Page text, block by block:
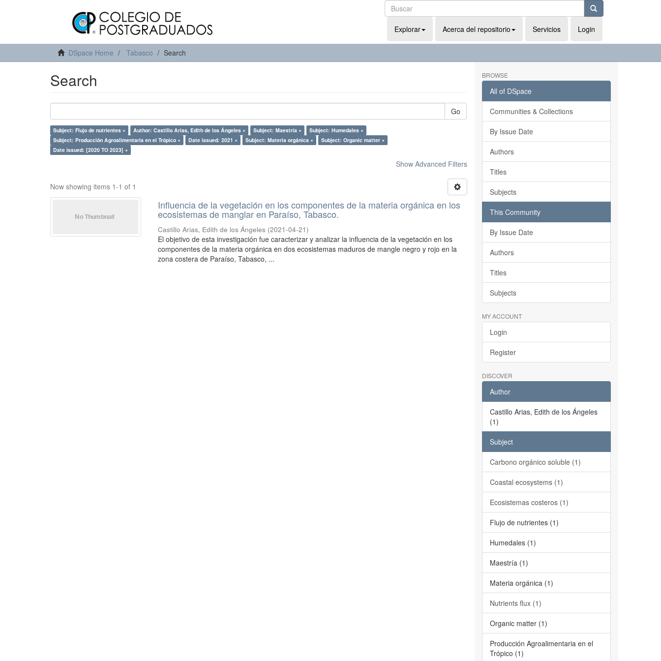
Explorar Acerca del repositorio Servicios Login
DSpace Home Tabasco Search
Search
Go
Subject: Flujo de nutrientes × Author: Castillo Arias, Edith de los Ángeles × Subject: Maestría ×
Subject: Humedales ×
Subject: Producción Agroalimentaria en el Trópico ×
Date issued: 2021 × Subject: Materia orgánica ×
Subject: Organic matter ×
Date issued: [2020 TO 2023] ×
Show Advanced Filters
Now showing items 1-1 of 1
Influencia de la vegetación en los componentes de la materia orgánica en los
ecosistemas de manglar en Paraíso, Tabasco.
Castillo Arias, Edith de los Ángeles (2021-04-21)
El objetivo de esta investigación fue caracterizar y analizar la influencia de la vegetación en los
componentes de la materia orgánica en dos ecosistemas maduros de mangle negro y rojo en la
zona costera de Paraíso, Tabasco, ...
BROWSE
All of DSpace
Communities & Collections
By Issue Date
Authors
Titles
Subjects
This Community
By Issue Date
Authors
Titles
Subjects
MY ACCOUNT
Login
Register
DISCOVER
Author
Castillo Arias, Edith de los Ángeles
(1)
Subject
Carbono orgánico soluble (1)
Coastal ecosystems (1)
Ecosistemas costeros (1)
Flujo de nutrientes (1)
Humedales (1)
Maestría (1)
Materia orgánica (1)
Nutrients flux (1)
Organic matter (1)
Producción Agroalimentaria en el
Trópico (1)